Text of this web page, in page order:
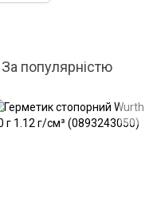
За популярністю